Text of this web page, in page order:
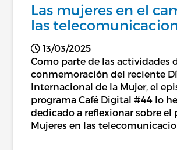
Las mujeres en el
las
13/03/2025
Como parte de las actividades
conmemoración del reciente
Internacional de la Mujer, el
programa Café Digital #44 lo
dedicado a reflexionar sobre el
Mujeres en las